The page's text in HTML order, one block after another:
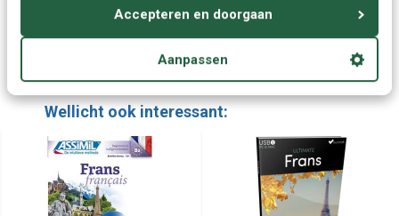
Accepteren en doorgaan
Aanpassen
Offerte aanvragen
Wellicht ook interessant: